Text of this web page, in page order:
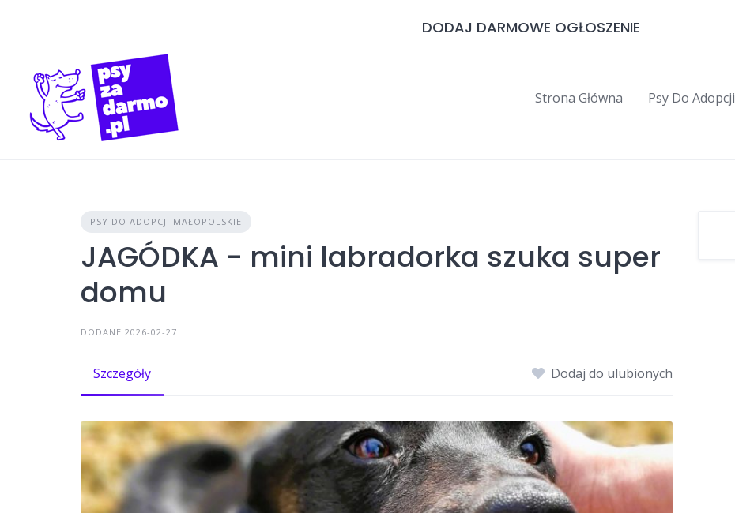
DODAJ DARMOWE OGŁOSZENIE
Strona Główna Psy Do Adopcji
PSY DO ADOPCJI MAŁOPOLSKIE
JAGÓDKA - mini labradorka szuka super
domu
DODANE 2026-02-27
Szczegóły Dodaj do ulubionych